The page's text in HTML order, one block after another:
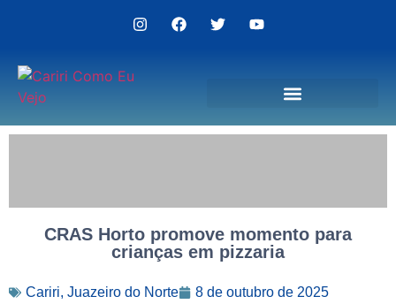
CRAS Horto promove momento para
crianças em pizzaria
Cariri, Juazeiro do Norte 8 de outubro de 2025